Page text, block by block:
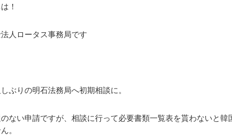
！
人ロータス事務局です
ぶりの明石法務局へ初期相談に。
ない申請ですが、相談に行って必要書類一覧表を貰わないと韓
。